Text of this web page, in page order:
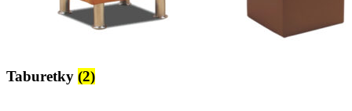
Taburetky (2)